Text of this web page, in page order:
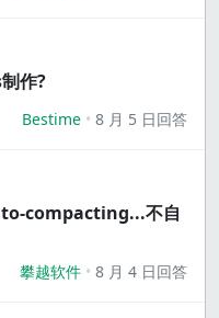
作?
Bestime 8 月 5 日回答
compacting...不自
攀越软件 8 月 4 日回答